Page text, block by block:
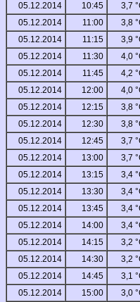
05.12.2014
10:45 3,7
05.12.2014
11:00 3,8
05.12.2014
11:15 3,9
05.12.2014
11:30 4,0
05.12.2014
11:45 4,2
05.12.2014
12:00 4,0
05.12.2014
12:15 3,8
05.12.2014
12:30 3,8
05.12.2014
12:45 3,7
05.12.2014
13:00 3,7
05.12.2014
13:15 3,4
05.12.2014
13:30 3,4
05.12.2014
13:45 3,4
05.12.2014
14:00 3,4
05.12.2014
14:15 3,2
05.12.2014
14:30 3,2
05.12.2014
14:45 3,1
05.12.2014
15:00 3,0